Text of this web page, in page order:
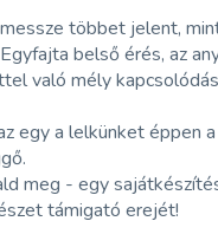
többet jelent,
belső érés, az
való mély
egy a lelkünket éppen
meg - egy
támigató erejét!